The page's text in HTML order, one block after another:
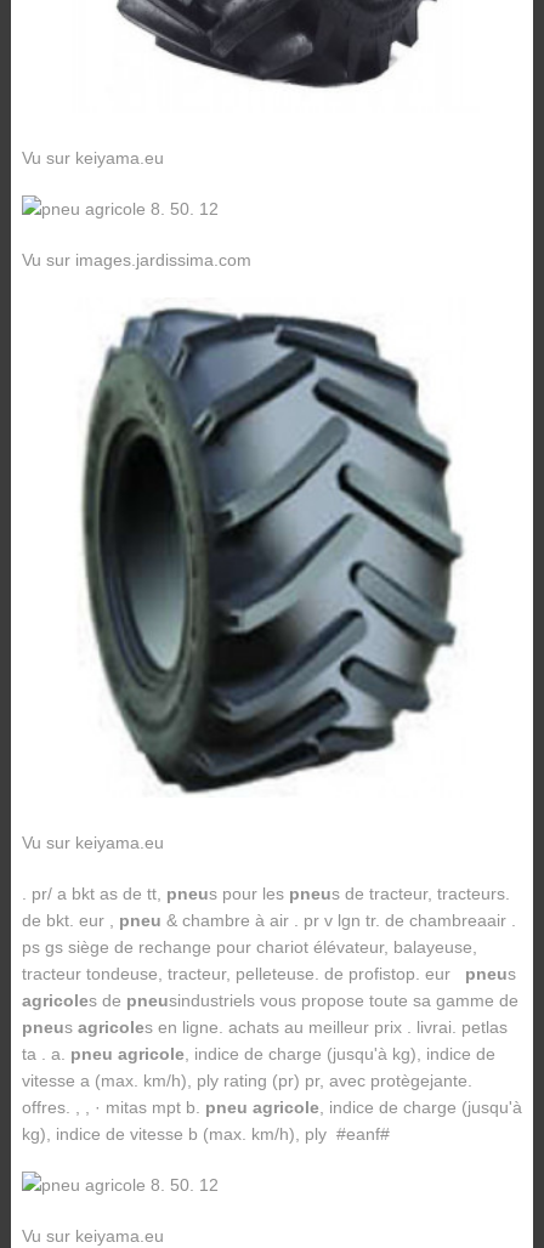
Vu sur keiyama.eu
Vu sur images.jardissima.com
Vu sur keiyama.eu
. pr/ a bkt as de tt, pneus pour les pneus de tracteur, tracteurs.
de bkt. eur , pneu & chambre à air . pr v lgn tr. de chambreaair .
ps gs siège de rechange pour chariot élévateur, balayeuse,
tracteur tondeuse, tracteur, pelleteuse. de profistop. eur pneus
agricoles de pneusindustriels vous propose toute sa gamme de
pneus agricoles en ligne. achats au meilleur prix . livrai. petlas
ta . a. pneu agricole, indice de charge (jusqu'à kg), indice de
vitesse a (max. km/h), ply rating (pr) pr, avec protègejante.
offres. , , · mitas mpt b. pneu agricole, indice de charge (jusqu'à
kg), indice de vitesse b (max. km/h), ply #eanf#
Vu sur keiyama.eu